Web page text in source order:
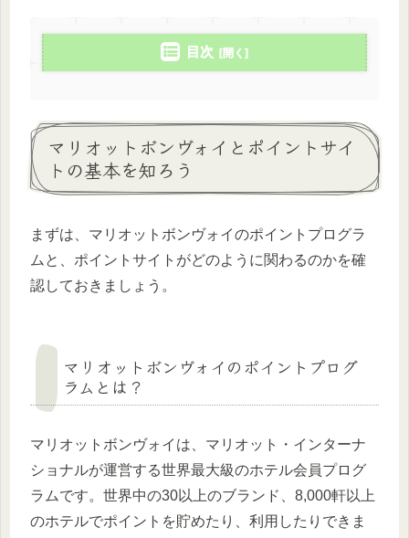
目次
マリオットボンヴォイとポイントサイ
トの基本を知ろう
まずは、マリオットボンヴォイのポイントプログラ
ムと、ポイントサイトがどのように関わるのかを確
認しておきましょう。
マリオットボンヴォイのポイントプログ
ラムとは？
マリオットボンヴォイは、マリオット・インターナ
ショナルが運営する世界最大級のホテル会員プログ
ラムです。世界中の30以上のブランド、8,000軒以上
のホテルでポイントを貯めたり、利用したりできま